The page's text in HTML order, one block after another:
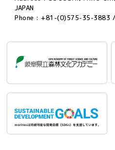
JAPAN
Phone : +81-(0)575-35-3883